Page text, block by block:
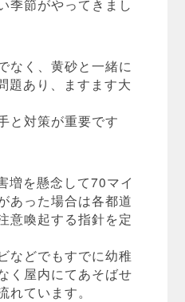
季節がやってきまし
なく、黄砂と一緒に
題あり、ますます大
と対策が重要です
増を懸念して70マイ
あった場合は各都道
意喚起する指針を定
などでもすでに幼稚
く屋内にてあそばせ
れています。